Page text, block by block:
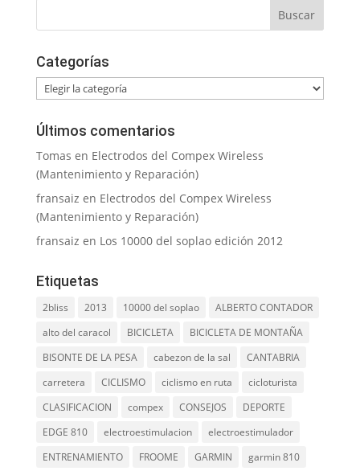
Categorías
Categorías
Últimos comentarios
Tomas en Electrodos del Compex Wireless
(Mantenimiento y Reparación)
fransaiz en Electrodos del Compex Wireless
(Mantenimiento y Reparación)
fransaiz en Los 10000 del soplao edición 2012
Etiquetas
2bliss 2013 10000 del soplao
ALBERTO CONTADOR
alto del caracol
BICICLETA
BICICLETA DE MONTAÑA
BISONTE DE LA PESA
cabezon de la sal
CANTABRIA
carretera
CICLISMO ciclismo en ruta
cicloturista
CLASIFICACION
compex CONSEJOS
DEPORTE
EDGE 810
electroestimulacion
electroestimulador
ENTRENAMIENTO
FROOME GARMIN garmin 810